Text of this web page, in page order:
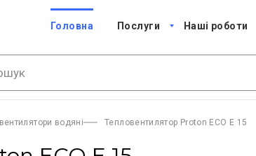
Головна Послуги Наші роботи
водяні Тепловентилятор Proton ECO E 15